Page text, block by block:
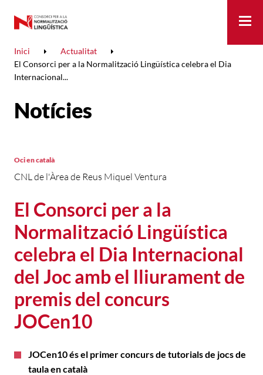
Inici
Actualitat
El Consorci per a la Normalització Lingüística celebra el Dia
Internacional...
Notícies
El Consorci per a la
Normalització Lingüística
celebra el Dia Internacional
del Joc amb el lliurament de
premis del concurs
JOCen10
CNL de l'Àrea de Reus Miquel Ventura
Oci en català
JOCen10 és el primer concurs de tutorials de jocs de
taula en català